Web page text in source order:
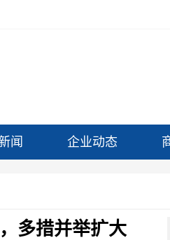
闻 企业动态
多措并举扩大